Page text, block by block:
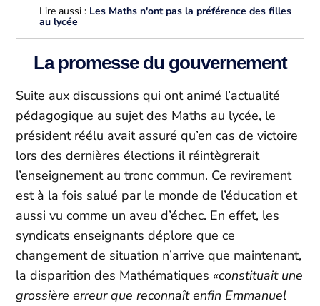
Lire aussi : Les Maths n'ont pas la préférence des filles
au lycée
La promesse du gouvernement
Suite aux discussions qui ont animé l’actualité
pédagogique au sujet des Maths au lycée, le
président réélu avait assuré qu’en cas de victoire
lors des dernières élections il réintègrerait
l’enseignement au tronc commun. Ce revirement
est à la fois salué par le monde de l’éducation et
aussi vu comme un aveu d’échec. En effet, les
syndicats enseignants déplore que ce
changement de situation n’arrive que maintenant,
la disparition des Mathématiques «constituait une
grossière erreur que reconnaît enfin Emmanuel